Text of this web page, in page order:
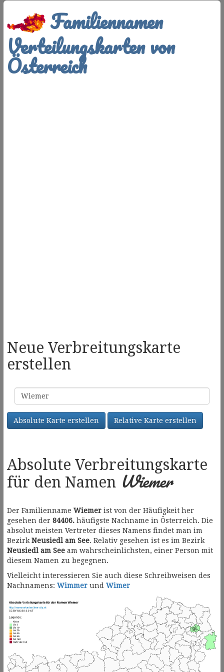
Familiennamen
Verteilungskarten von
Österreich
Neue Verbreitungskarte
erstellen
Familienname
Absolute Karte erstellen Relative Karte erstellen
Absolute Verbreitungskarte
für den Namen Wiemer
Der Familienname Wiemer ist von der Häufigkeit her
gesehen der 84406. häufigste Nachname in Österreich. Die
absolut meisten Vertreter dieses Namens findet man im
Bezirk Neusiedl am See. Relativ gesehen ist es im Bezirk
Neusiedl am See am wahrscheinlichsten, einer Person mit
diesem Namen zu begegnen.
Vielleicht interessieren Sie auch diese Schreibweisen des
Nachnamens: Wimmer und Wimer